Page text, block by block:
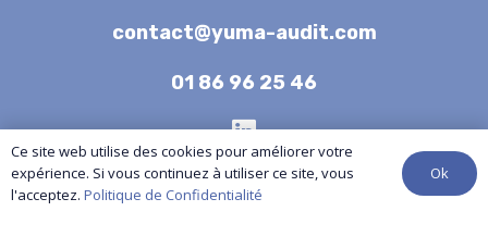
01 86 96 25 46
contact@yuma-audit.com
Nos services
Ce site web utilise des cookies pour améliorer votre
expérience. Si vous continuez à utiliser ce site, vous
l'acceptez. Politique de Confidentialité
Ok